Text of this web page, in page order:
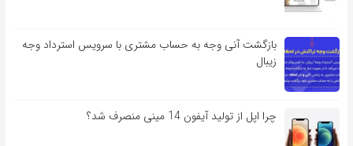
بازگشت آنی وجه به حساب مشتری با سرویس استرداد وجه
زیبال
چرا اپل از تولید آیفون 14 مینی منصرف شد؟